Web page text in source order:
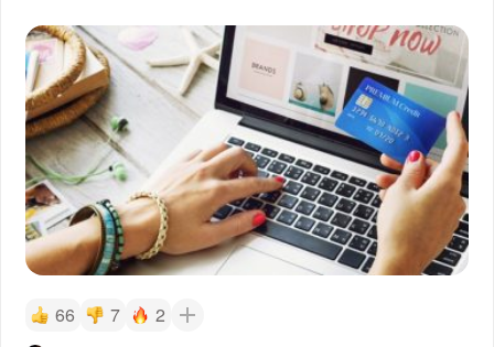
66 7 2